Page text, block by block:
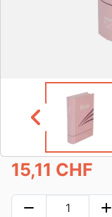
chevron_left
15,11 CHF
remove add